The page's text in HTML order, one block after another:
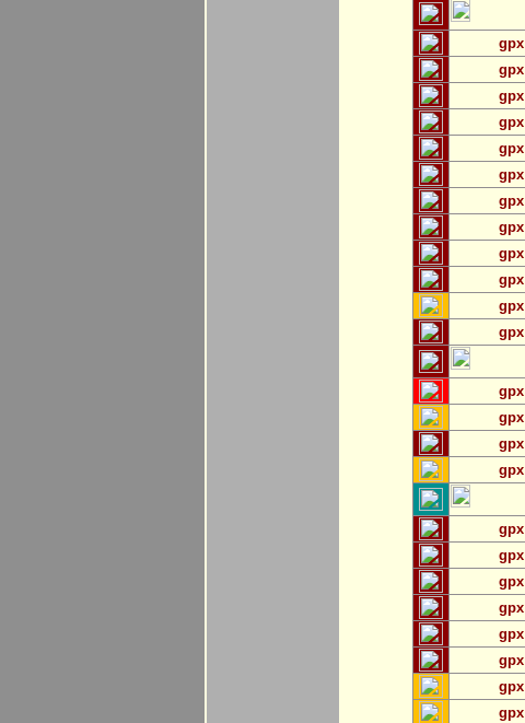
gpx
gpx
gpx
gpx
gpx
gpx
gpx
gpx
gpx
gpx
gpx
gpx
gpx
gpx
gpx
gpx
gpx
gpx
gpx
gpx
gpx
gpx
gpx
gpx